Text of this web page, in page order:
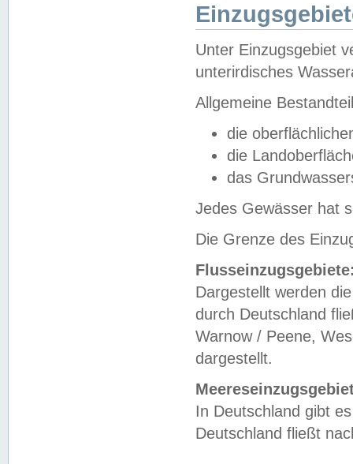
Unter Einzugsgebiet
unterirdisches
Allgemeine
die
die
das
Jedes Gewässer hat
Die Grenze des
Dargestellt werden
durch Deutschland
Warnow / Peene,
dargestellt.
In Deutschland gibt
Deutschland fließt